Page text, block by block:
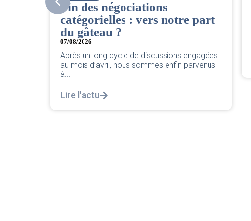
CSE. Juillet 2026
06/08/2026| ACCÈS RESTREINT
Retrouvez le compte rendu du CSE de juillet
2026 par votre équipe SNPNC-FO Corsair. ...
Lire l'actu